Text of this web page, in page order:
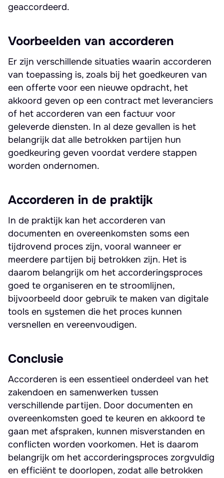
geaccordeerd.
Voorbeelden van accorderen
Er zijn verschillende situaties waarin accorderen
van toepassing is, zoals bij het goedkeuren van
een offerte voor een nieuwe opdracht, het
akkoord geven op een contract met leveranciers
of het accorderen van een factuur voor
geleverde diensten. In al deze gevallen is het
belangrijk dat alle betrokken partijen hun
goedkeuring geven voordat verdere stappen
worden ondernomen.
Accorderen in de praktijk
In de praktijk kan het accorderen van
documenten en overeenkomsten soms een
tijdrovend proces zijn, vooral wanneer er
meerdere partijen bij betrokken zijn. Het is
daarom belangrijk om het accorderingsproces
goed te organiseren en te stroomlijnen,
bijvoorbeeld door gebruik te maken van digitale
tools en systemen die het proces kunnen
versnellen en vereenvoudigen.
Conclusie
Accorderen is een essentieel onderdeel van het
zakendoen en samenwerken tussen
verschillende partijen. Door documenten en
overeenkomsten goed te keuren en akkoord te
gaan met afspraken, kunnen misverstanden en
conflicten worden voorkomen. Het is daarom
belangrijk om het accorderingsproces zorgvuldig
en efficiënt te doorlopen, zodat alle betrokken